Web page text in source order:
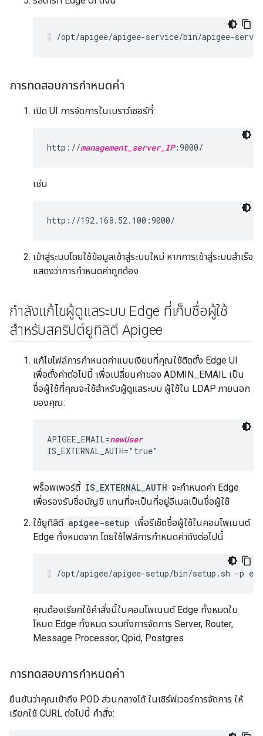
/opt/apigee/apigee-service/bin/apigee-
การทดสอบการกำหนดค่า
เปิด UI การจัดการในเบราว์เซอร์ที่:
http://management_server_IP:9000/
เช่น
http://192.168.52.100:9000/
เข้าสู่ระบบโดยใช้ข้อมูลเข้าสู่ระบบใหม่ หากการเข้าสู่ระบบสำเร็จ
แสดงว่าการกำหนดค่าถูกต้อง
กำลังแก้ไขผู้ดูแลระบบ Edge ที่เก็บชื่อผู้ใช้
สำหรับสคริปต์ยูทิลิตี Apigee
แก้ไขไฟล์การกำหนดค่าแบบเงียบที่คุณใช้ติดตั้ง Edge UI
เพื่อตั้งค่าต่อไปนี้ เพื่อเปลี่ยนค่าของ ADMIN_EMAIL เป็น
ชื่อผู้ใช้ที่คุณจะใช้สำหรับผู้ดูแลระบบ ผู้ใช้ใน LDAP ภายนอก
ของคุณ:
APIGEE_EMAIL=newUser
IS_EXTERNAL_AUTH="true"
พร็อพเพอร์ตี้ IS_EXTERNAL_AUTH จะกำหนดค่า Edge
เพื่อรองรับชื่อบัญชี แทนที่จะเป็นที่อยู่อีเมลเป็นชื่อผู้ใช้
ใช้ยูทิลิตี apigee-setup เพื่อรีเซ็ตชื่อผู้ใช้ในคอมโพเนนต์
Edge ทั้งหมดจาก โดยใช้ไฟล์การกำหนดค่าดังต่อไปนี้
/opt/apigee/apigee-setup/bin/setup.sh -p
คุณต้องเรียกใช้คำสั่งนี้ในคอมโพเนนต์ Edge ทั้งหมดใน
โหนด Edge ทั้งหมด รวมถึงการจัดการ Server, Router,
Message Processor, Qpid, Postgres
การทดสอบการกำหนดค่า
ยืนยันว่าคุณเข้าถึง POD ส่วนกลางได้ ในเซิร์ฟเวอร์การจัดการ ให้
เรียกใช้ CURL ต่อไปนี้ คำสั่ง: